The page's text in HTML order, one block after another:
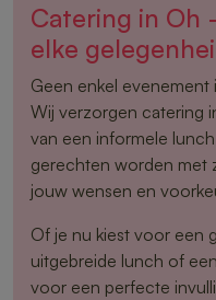
Catering in Oh
elke
Geen enkel
Wij verzorgen catering
van een informele
gerechten worden met
jouw wensen en
Of je nu kiest voor een
uitgebreide lunch of
voor een perfecte